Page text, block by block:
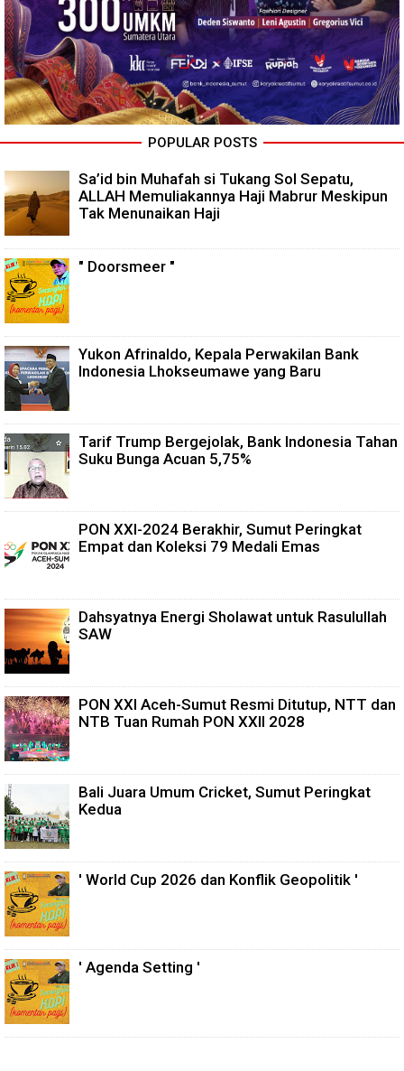
POPULAR POSTS
Sa’id bin Muhafah si Tukang Sol Sepatu,
ALLAH Memuliakannya Haji Mabrur Meskipun
Tak Menunaikan Haji
" Doorsmeer "
Yukon Afrinaldo, Kepala Perwakilan Bank
Indonesia Lhokseumawe yang Baru
Tarif Trump Bergejolak, Bank Indonesia Tahan
Suku Bunga Acuan 5,75%
PON XXI-2024 Berakhir, Sumut Peringkat
Empat dan Koleksi 79 Medali Emas
Dahsyatnya Energi Sholawat untuk Rasulullah
SAW
PON XXI Aceh-Sumut Resmi Ditutup, NTT dan
NTB Tuan Rumah PON XXII 2028
Bali Juara Umum Cricket, Sumut Peringkat
Kedua
' World Cup 2026 dan Konflik Geopolitik '
' Agenda Setting '